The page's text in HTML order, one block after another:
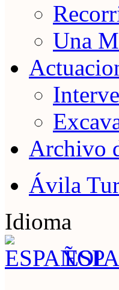
Una
Archivo
Ávila
Idioma